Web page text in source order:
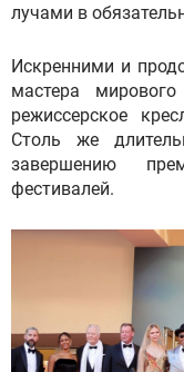
лучами в
Искренними и
мастера
режиссерское
Столь же
завершению
фестивалей.